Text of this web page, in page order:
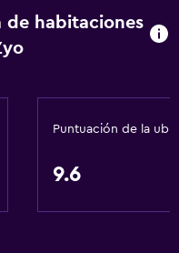
de habitaciones
Puntuación de la
9.6